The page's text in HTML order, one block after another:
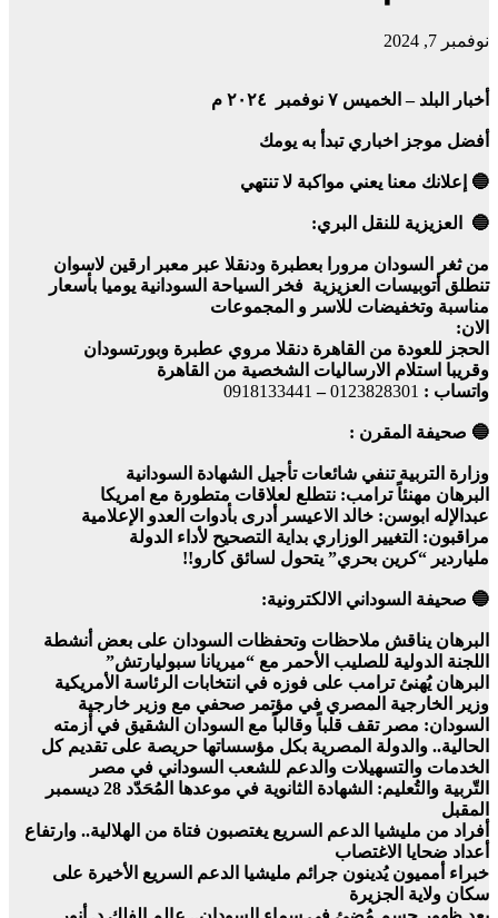
نوفمبر 7, 2024
أخبار البلد – الخميس ٧ نوفمبر ٢٠٢٤ م
أفضل موجز اخباري تبدأ به يومك
🔵 إعلانك معنا يعني مواكبة لا تنتهي
🔵 العزيزية للنقل البري:
من ثغر السودان مرورا بعطبرة ودنقلا عبر معبر ارقين لاسوان
تنطلق أتوبيسات العزيزية فخر السياحة السودانية يوميا بأسعار
مناسبة وتخفيضات للاسر و المجموعات
الان:
الحجز للعودة من القاهرة دنقلا مروي عطبرة وبورتسودان
وقريبا استلام الارساليات الشخصية من القاهرة
واتساب : 0123828301
–
0918133441
🔵 صحيفة المقرن :
وزارة التربية تنفي شائعات تأجيل الشهادة السودانية
البرهان مهنئاً ترامب: نتطلع لعلاقات متطورة مع امريكا
عبدالإله ابوسن: خالد الاعيسر أدرى بأدوات العدو الإعلامية
مراقبون: التغيير الوزاري بداية التصحيح لأداء الدولة
ملياردير “كرين بحري” يتحول لسائق كارو!!
🔵 صحيفة السوداني الالكترونية:
البرهان يناقش ملاحظات وتحفظات السودان على بعض أنشطة
اللجنة الدولية للصليب الأحمر مع “ميريانا سبوليارتش”
البرهان يُهنئ ترامب على فوزه في انتخابات الرئاسة الأمريكية
وزير الخارجية المصري في مؤتمر صحفي مع وزير خارجية
السودان: مصر تقف قلباً وقالباً مع السودان الشقيق في أزمته
الحالية.. والدولة المصرية بكل مؤسساتها حريصة على تقديم كل
الخدمات والتسهيلات والدعم للشعب السوداني في مصر
التّربية والتُعليم: الشهادة الثانوية في موعدها المُحَدّد 28 ديسمبر
المقبل
أفراد من مليشيا الدعم السريع يغتصبون فتاة من الهلالية.. وارتفاع
أعداد ضحايا الاغتصاب
خبراء أمميون يُدينون جرائم مليشيا الدعم السريع الأخيرة على
سكان ولاية الجزيرة